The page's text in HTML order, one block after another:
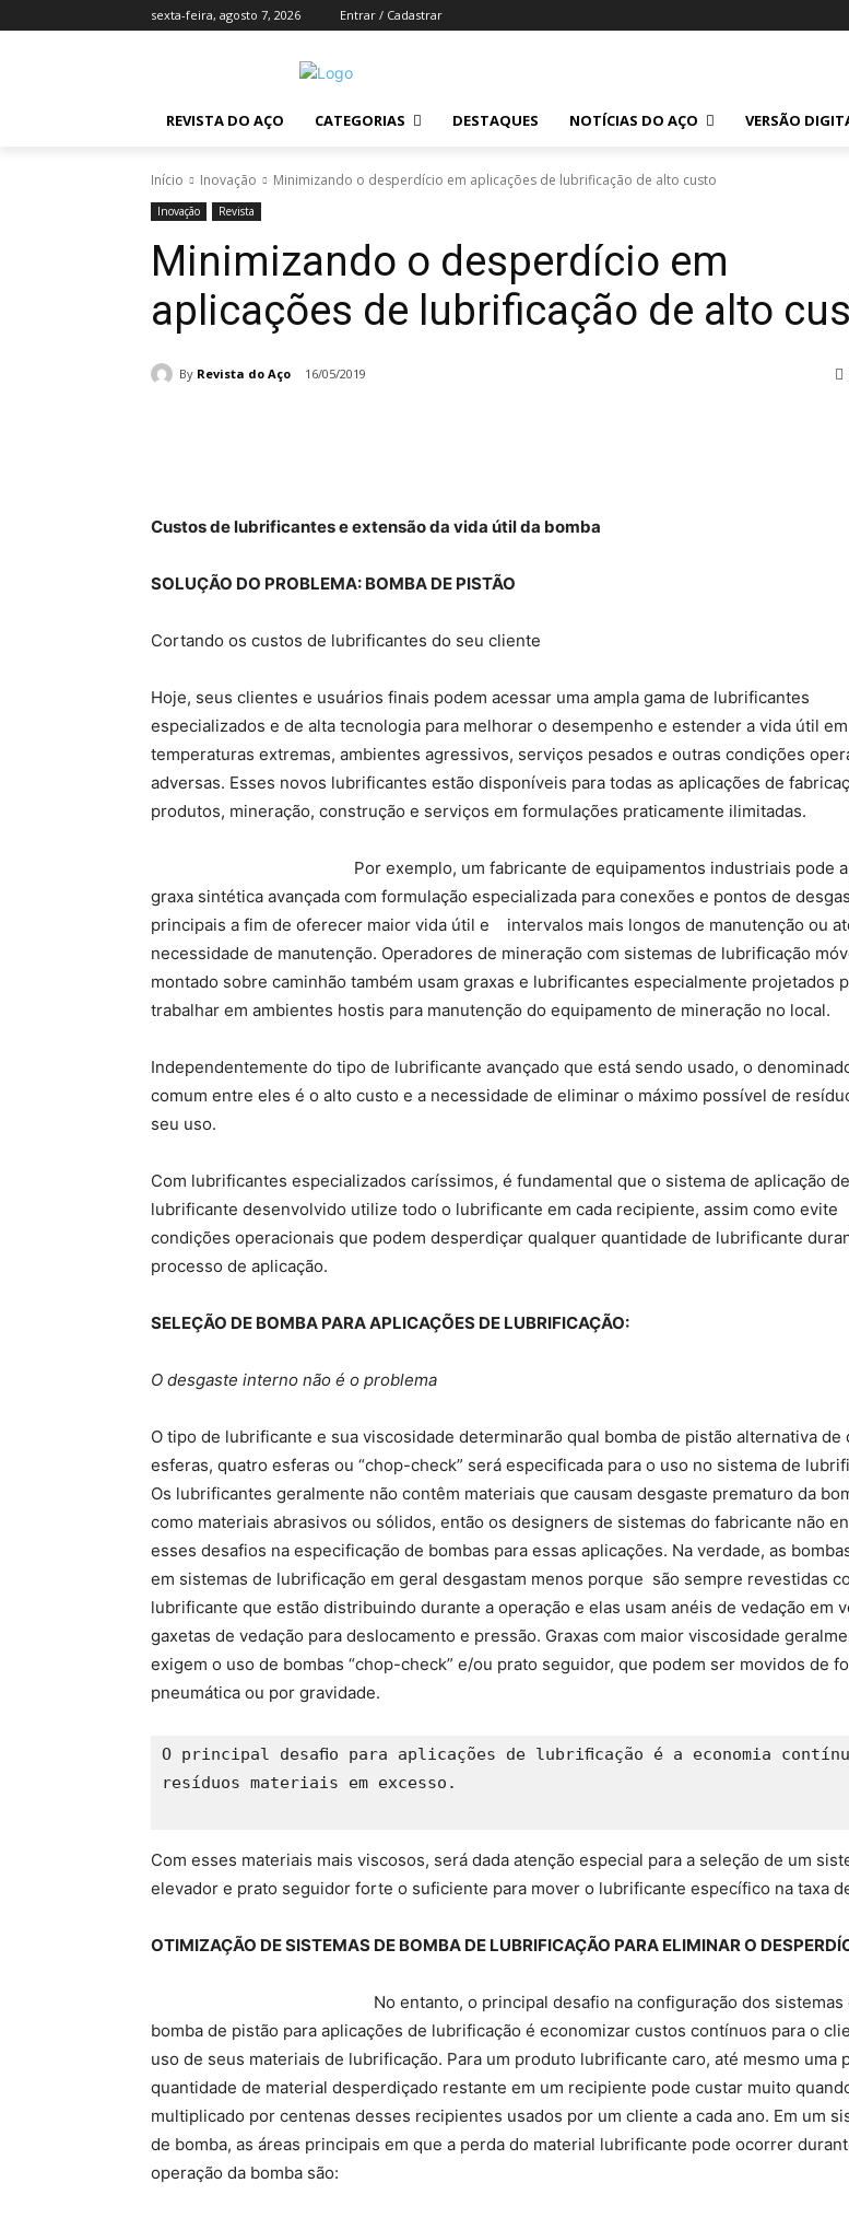
sexta-feira, agosto 7, 2026 Entrar / Cadastrar
REVISTA DO AÇO CATEGORIAS DESTAQUES NOTÍCIAS DO AÇO VERSÃO
Início Inovação Minimizando o desperdício em aplicações de lubrificação de alto custo
Inovação Revista
Minimizando o desperdício em
aplicações de lubrificação de alto
By Revista do Aço 16/05/2019
Custos de lubrificantes e extensão da vida útil da bomba
SOLUÇÃO DO PROBLEMA: BOMBA DE PISTÃO
Cortando os custos de lubrificantes do seu cliente
Hoje, seus clientes e usuários finais podem acessar uma ampla gama de lubrificantes
especializados e de alta tecnologia para melhorar o desempenho e estender a vida útil em
temperaturas extremas, ambientes agressivos, serviços pesados e outras condições
adversas. Esses novos lubrificantes estão disponíveis para todas as aplicações de
produtos, mineração, construção e serviços em formulações praticamente ilimitadas.
Por exemplo, um fabricante de equipamentos industriais pode
graxa sintética avançada com formulação especializada para conexões e pontos de
principais a fim de oferecer maior vida útil e intervalos mais longos de manutenção ou
necessidade de manutenção. Operadores de mineração com sistemas de lubrificação
montado sobre caminhão também usam graxas e lubrificantes especialmente projetados
trabalhar em ambientes hostis para manutenção do equipamento de mineração no local.
Independentemente do tipo de lubrificante avançado que está sendo usado, o
comum entre eles é o alto custo e a necessidade de eliminar o máximo possível de
seu uso.
Com lubrificantes especializados caríssimos, é fundamental que o sistema de aplicação de
lubrificante desenvolvido utilize todo o lubrificante em cada recipiente, assim como evite
condições operacionais que podem desperdiçar qualquer quantidade de lubrificante
processo de aplicação.
SELEÇÃO DE BOMBA PARA APLICAÇÕES DE LUBRIFICAÇÃO:
O desgaste interno não é o problema
O tipo de lubrificante e sua viscosidade determinarão qual bomba de pistão alternativa de
esferas, quatro esferas ou “chop-check” será especificada para o uso no sistema de
Os lubrificantes geralmente não contêm materiais que causam desgaste prematuro da
como materiais abrasivos ou sólidos, então os designers de sistemas do fabricante não
esses desafios na especificação de bombas para essas aplicações. Na verdade, as
em sistemas de lubrificação em geral desgastam menos porque são sempre revestidas
lubrificante que estão distribuindo durante a operação e elas usam anéis de vedação em
gaxetas de vedação para deslocamento e pressão. Graxas com maior viscosidade
exigem o uso de bombas “chop-check” e/ou prato seguidor, que podem ser movidos de
pneumática ou por gravidade.
O principal desaﬁo para aplicações de lubriﬁcação é a economia
resíduos materiais em excesso.
Com esses materiais mais viscosos, será dada atenção especial para a seleção de um
elevador e prato seguidor forte o suficiente para mover o lubrificante específico na taxa
OTIMIZAÇÃO DE SISTEMAS DE BOMBA DE LUBRIFICAÇÃO PARA ELIMINAR O
No entanto, o principal desafio na configuração dos sistemas
bomba de pistão para aplicações de lubrificação é economizar custos contínuos para o
uso de seus materiais de lubrificação. Para um produto lubrificante caro, até mesmo uma
quantidade de material desperdiçado restante em um recipiente pode custar muito
multiplicado por centenas desses recipientes usados por um cliente a cada ano. Em um
de bomba, as áreas principais em que a perda do material lubrificante pode ocorrer
operação da bomba são: